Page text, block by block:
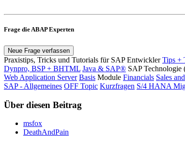
Frage die ABAP Experten
Neue Frage verfassen
Praxistips, Tricks und Tutorials für SAP Entwickler Tips +
Dynpro, BSP + BHTML Java & SAP® SAP
Web Application Server Basis Module Financials Sales
SAP - Allgemeines OFF Topic Kurzfragen S/4 HANA
Über diesen Beitrag
msfox
DeathAndPain